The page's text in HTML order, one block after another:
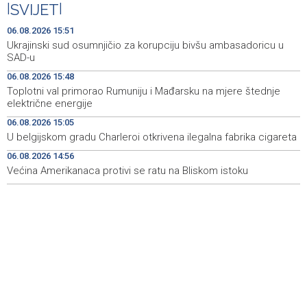
16:32
Potvrđena optužnica protiv službenika Suda BiH Seada
Bublina zbog pronevjere
16:30 Četiri igrača Zrinjskog na dvojnoj registraciji u GOŠK-u
16:14
Srbija: Sindikat traži da zaštita radnika na visokim
temperaturama uđe u zakon
16:05
Obilježavanje 31. obljetnice VRO 'Maestral' i oslobođenja
Jajca uz pokroviteljstvo HNS-a BiH
16:04
Vozač podlegao ozljedama nakon sudara kod
Tomislavgrada
SVIJET
06.08.2026 15:51
Ukrajinski sud osumnjičio za korupciju bivšu ambasadoricu u
SAD-u
06.08.2026 15:48
Toplotni val primorao Rumuniju i Mađarsku na mjere štednje
električne energije
06.08.2026 15:05
U belgijskom gradu Charleroi otkrivena ilegalna fabrika cigareta
06.08.2026 14:56
Većina Amerikanaca protivi se ratu na Bliskom istoku